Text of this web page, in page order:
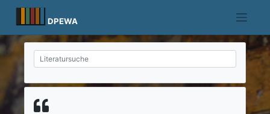
content
DPEWA